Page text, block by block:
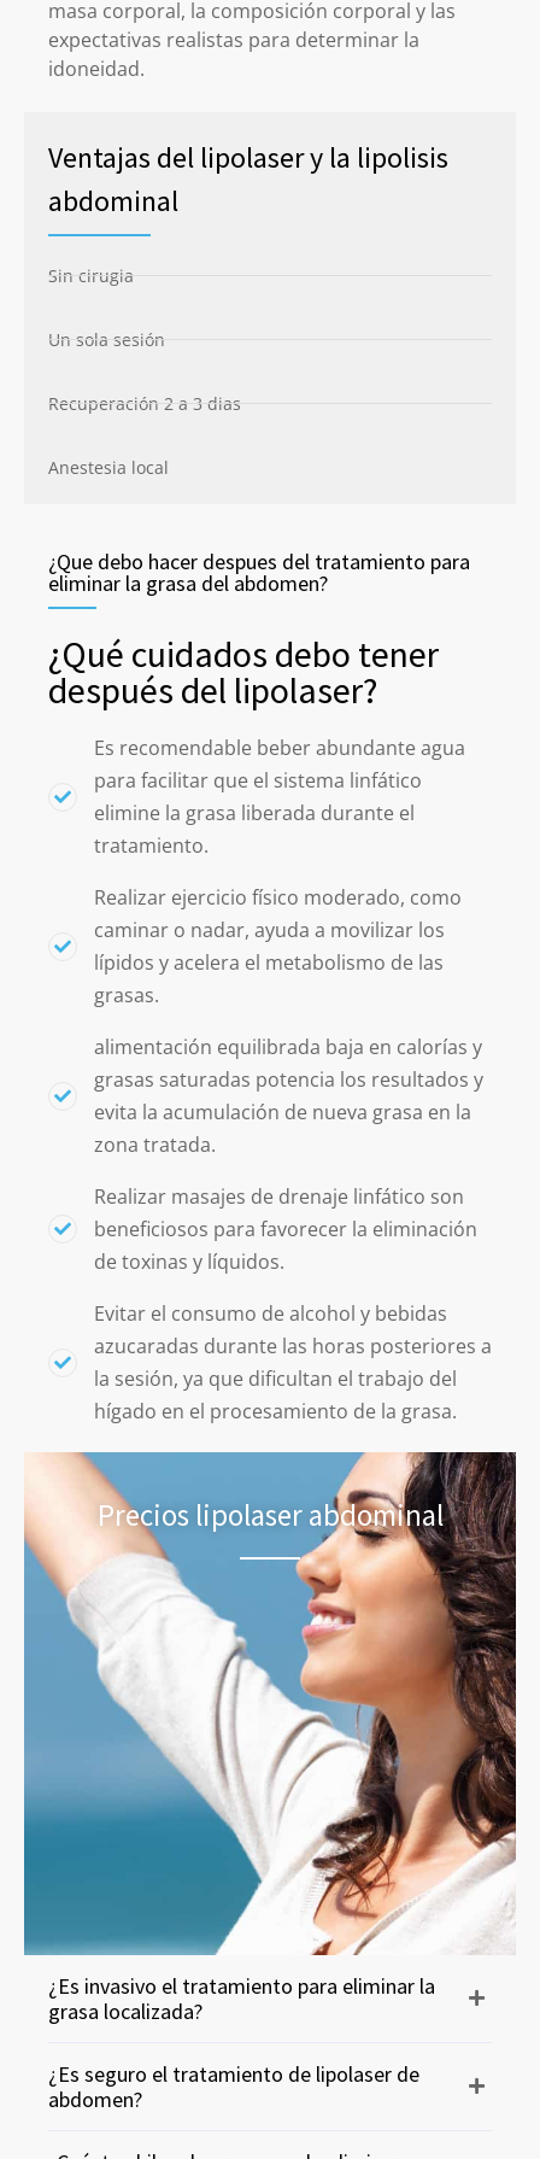
masa corporal, la composición corporal y las
expectativas realistas para determinar la
idoneidad.
Ventajas del lipolaser y la lipolisis
abdominal
Sin cirugia
Un sola sesión
Recuperación 2 a 3 dias
Anestesia local
¿Que debo hacer despues del tratamiento para
eliminar la grasa del abdomen?
¿Qué cuidados debo tener
después del lipolaser?
Es recomendable beber abundante agua
para facilitar que el sistema linfático
elimine la grasa liberada durante el
tratamiento.
Realizar ejercicio físico moderado, como
caminar o nadar, ayuda a movilizar los
lípidos y acelera el metabolismo de las
grasas.
alimentación equilibrada baja en calorías y
grasas saturadas potencia los resultados y
evita la acumulación de nueva grasa en la
zona tratada.
Realizar masajes de drenaje linfático son
beneficiosos para favorecer la eliminación
de toxinas y líquidos.
Evitar el consumo de alcohol y bebidas
azucaradas durante las horas posteriores a
la sesión, ya que dificultan el trabajo del
hígado en el procesamiento de la grasa.
Precios lipolaser abdominal
¿Es invasivo el tratamiento para eliminar la
grasa localizada?
¿Es seguro el tratamiento de lipolaser de
abdomen?